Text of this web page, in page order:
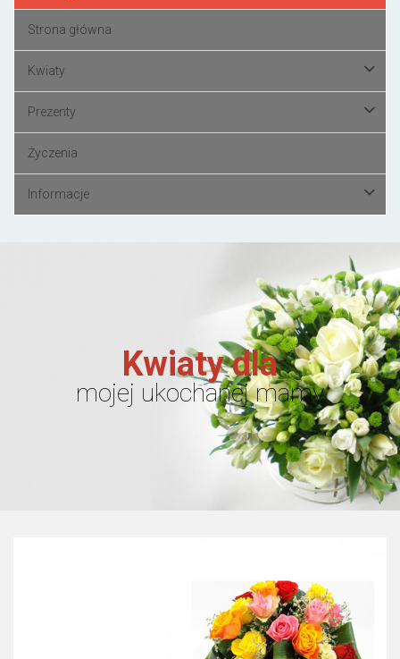
Strona główna
Kwiaty
Prezenty
Życzenia
Informacje
Kwiaty dla
mojej ukochanej mamy